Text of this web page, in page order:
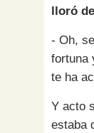
lloró
- Oh,
fortuna
te ha
Y acto
estaba